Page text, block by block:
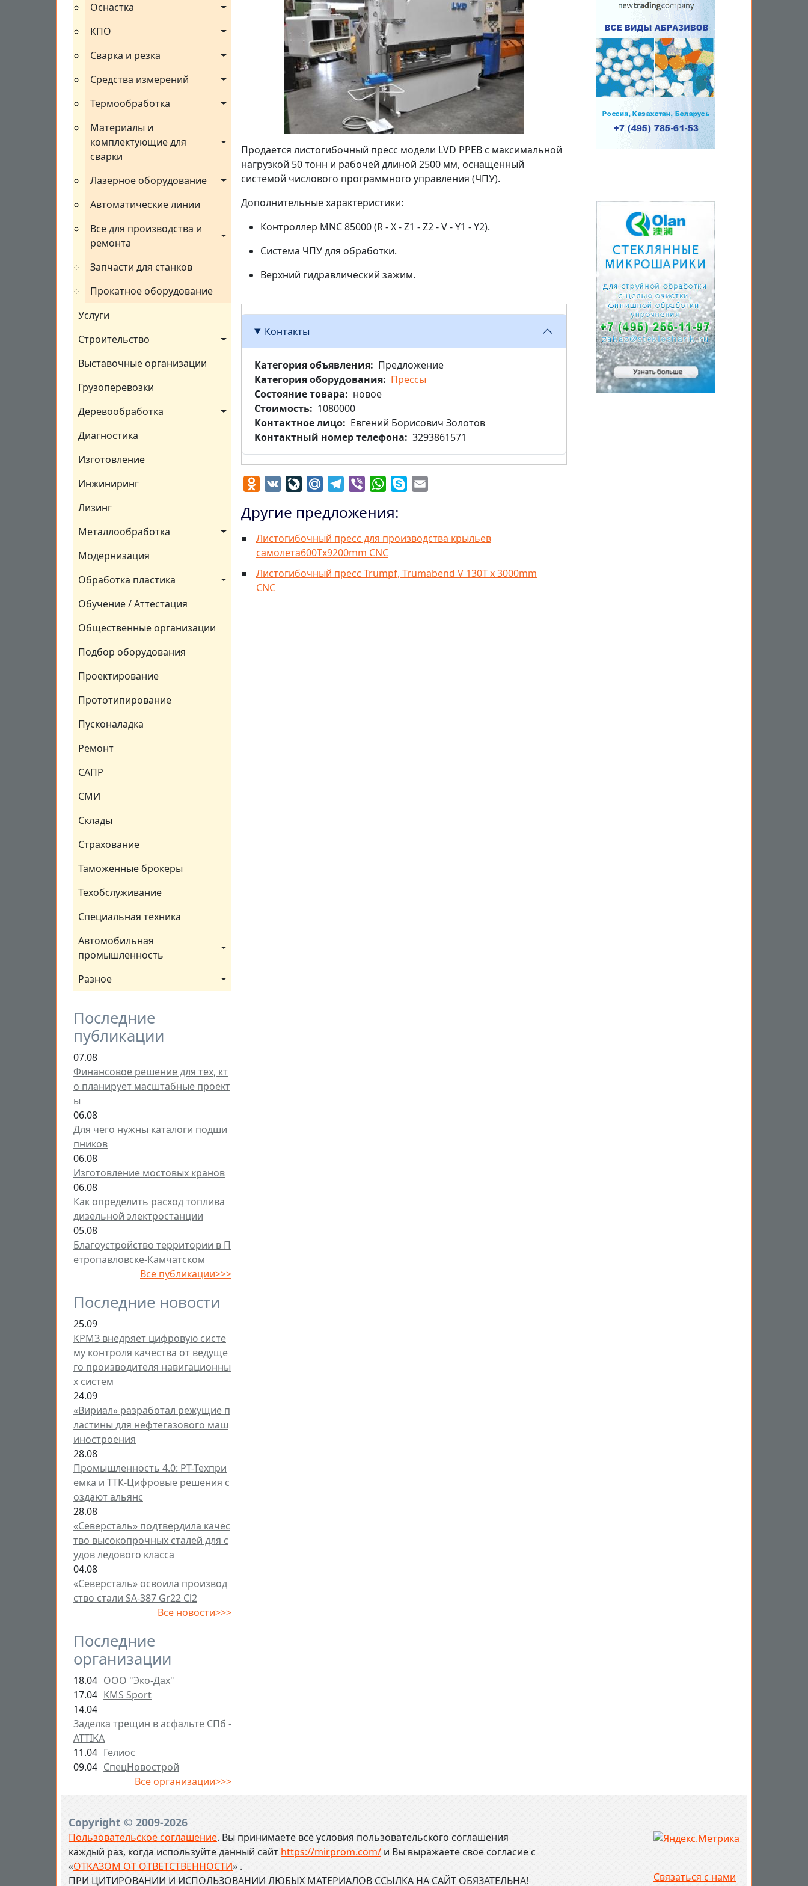
Оснастка
КПО
Сварка и резка
Средства измерений
Термообработка
Материалы и
комплектующие для
сварки
Лазерное оборудование
Автоматические линии
Все для производства и
ремонта
Запчасти для станков
Прокатное оборудование
Услуги
Строительство
Выставочные организации
Грузоперевозки
Деревообработка
Диагностика
Изготовление
Инжиниринг
Лизинг
Металлообработка
Модернизация
Обработка пластика
Обучение / Аттестация
Общественные организации
Подбор оборудования
Проектирование
Прототипирование
Пусконаладка
Ремонт
САПР
СМИ
Склады
Страхование
Таможенные брокеры
Техобслуживание
Специальная техника
Автомобильная
промышленность
Разное
Последние
публикации
07.08
Финансовое решение для тех, кт
о планирует масштабные проект
ы
06.08
Для чего нужны каталоги подши
пников
06.08
Изготовление мостовых кранов
06.08
Как определить расход топлива
дизельной электростанции
05.08
Благоустройство территории в П
етропавловске-Камчатском
Все публикации>>>
Последние новости
25.09
КРМЗ внедряет цифровую систе
му контроля качества от ведуще
го производителя навигационны
х систем
24.09
«Вириал» разработал режущие п
ластины для нефтегазового маш
иностроения
28.08
Промышленность 4.0: РТ-Техпри
емка и ТТК-Цифровые решения с
оздают альянс
28.08
«Северсталь» подтвердила качес
тво высокопрочных сталей для с
удов ледового класса
04.08
«Северсталь» освоила производ
ство стали SA-387 Gr22 Cl2
Все новости>>>
Последние
организации
18.04 ООО "Эко-Дах"
17.04 KMS Sport
14.04
Заделка трещин в асфальте СПб -
ATTIKA
11.04 Гелиос
09.04 СпецНовострой
Все организации>>>
Продается листогибочный пресс модели LVD PPEB с максимальной
нагрузкой 50 тонн и рабочей длиной 2500 мм, оснащенный
системой числового программного управления (ЧПУ).
Дополнительные характеристики:
Контроллер MNC 85000 (R - X - Z1 - Z2 - V - Y1 - Y2).
Система ЧПУ для обработки.
Верхний гидравлический зажим.
Контакты
Категория объявления
Предложение
Категория оборудования
Прессы
Состояние товара
новое
Стоимость
1080000
Контактное лицо
Евгений Борисович Золотов
Контактный номер телефона
3293861571
Odnoklassniki
VK LiveJournal
Mail.RuTelegram
Viber WhatsApp
Skype
Другие предложения:
Листогибочный пресс для производства крыльев
самолета600Tx9200mm CNC
Листогибочный пресс Trumpf, Trumabend V 130T x 3000mm
CNC
Copyright © 2009-2026
Пользовательское соглашение. Вы принимаете все условия пользовательского соглашения
каждый раз, когда используйте данный сайт https://mirprom.com/ и Вы выражаете свое согласие с
«ОТКАЗОМ ОТ ОТВЕТСТВЕННОСТИ» .
ПРИ ЦИТИРОВАНИИ И ИСПОЛЬЗОВАНИИ ЛЮБЫХ МАТЕРИАЛОВ ССЫЛКА НА САЙТ ОБЯЗАТЕЛЬНА!
Связаться с нами